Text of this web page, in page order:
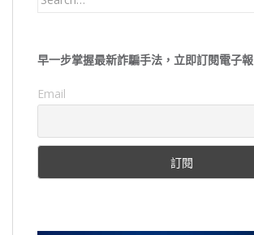
早一步掌握最新詐騙手法，立即訂閱電子報
Email